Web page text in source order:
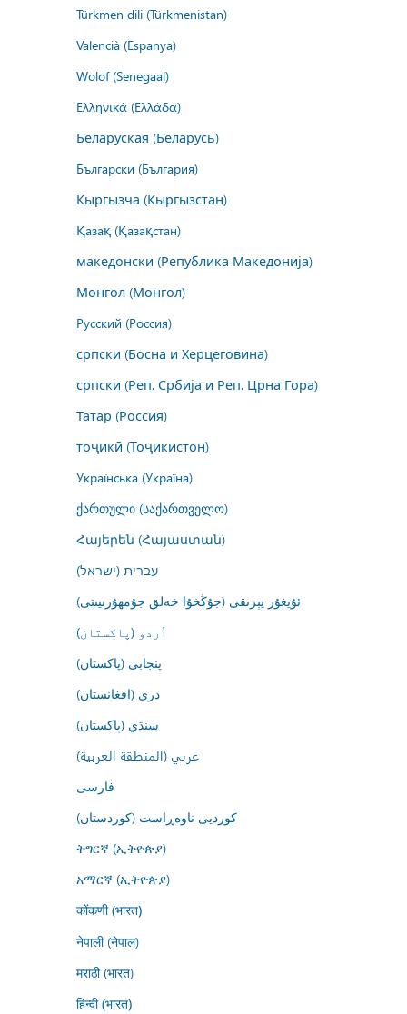
Türkmen dili (Türkmenistan)
Valencià (Espanya)
Wolof (Senegaal)
Ελληνικά (Ελλάδα)
Беларуская (Беларусь)
Български (България)
Кыргызча (Кыргызстан)
Қазақ (Қазақстан)
македонски (Република Македонија)
Монгол (Монгол)
Русский (Россия)
српски (Босна и Херцеговина)
српски (Реп. Србија и Реп. Црна Гора)
Татар (Россия)
тоҷикӣ (Тоҷикистон)
Українська (Україна)
ქართული (საქართველო)
Հայերեն (Հայաստան)
עברית (ישראל)
ئۇيغۇر يېزىقى (جۇڭخۇا خەلق جۇمھۇرىيىتى)
اُردو (پاکستان)
پنجابی (پاکستان)
درى (افغانستان)
سنڌي (پاکستان)
عربي (المنطقة العربية)
فارسى
کوردیی ناوەڕاست (کوردستان)
ትግርኛ (ኢትዮጵያ)
አማርኛ (ኢትዮጵያ)
कोंकणी (भारत)
नेपाली (नेपाल)
मराठी (भारत)
हिन्दी (भारत)